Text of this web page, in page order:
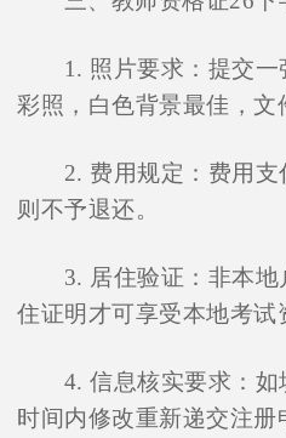
1. 照片要求：提交
彩照，白色背景最佳，文
2. 费用规定：费用
则不予退还。
3. 居住验证：非本
住证明才可享受本地考试
4. 信息核实要求：
时间内修改重新递交注册